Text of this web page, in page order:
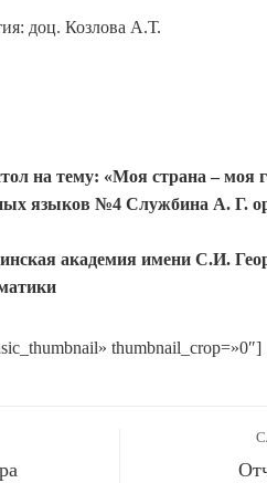
доц. Козлова А.Т.
на тему: «Моя страна – моя
языков №4 Службина А. Г.
академия имени С.И.
thumbnail_crop=»0″]